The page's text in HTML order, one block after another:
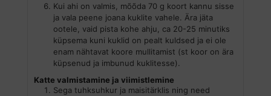
Kui ahi on valmis, mõõda 70 g koort kannu sisse
ja vala peene joana kuklite vahele. Ära jäta
ootele, vaid pista kohe ahju, ca 20-25 minutiks
küpsema kuni kuklid on pealt kuldsed ja ei ole
enam nähtavat koore mullitamist (st koor on ära
küpsenud ja imbunud kuklitesse).
Katte valmistamine ja viimistlemine
Sega tuhksuhkur ja maisitärklis ning need